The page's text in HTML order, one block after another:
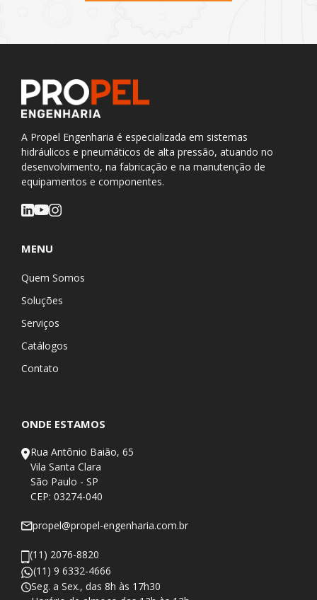
A Propel Engenharia é especializada em sistemas
hidráulicos e pneumáticos de alta pressão, atuando no
desenvolvimento, na fabricação e na manutenção de
equipamentos e componentes.
MENU
Quem Somos
Soluções
Serviços
Catálogos
Contato
ONDE ESTAMOS
Rua Antônio Baião, 65
Vila Santa Clara
São Paulo - SP
CEP: 03274-040
propel@propel-engenharia.com.br
(11) 2076-8820
(11) 9 6332-4666
Seg. a Sex., das 8h às 17h30